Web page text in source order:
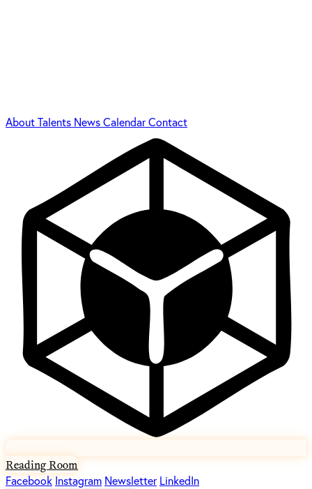
AboutTalents NewsCalendarContact
Reading Room
Facebook Instagram Newsletter LinkedIn